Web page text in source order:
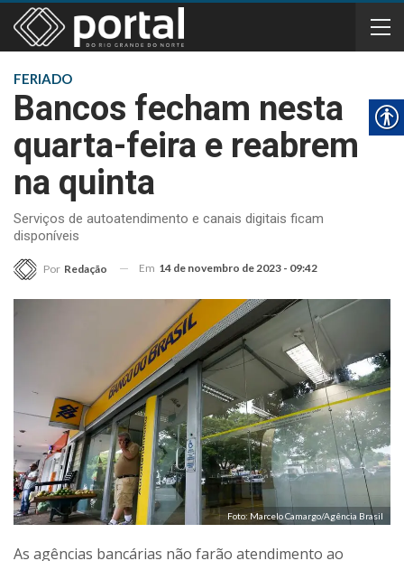
FERIADO
Bancos fecham nesta
quarta-feira e reabrem
na quinta
Serviços de autoatendimento e canais digitais ficam
disponíveis
Por Redação Em 14 de novembro de 2023 - 09:42
Foto: Marcelo Camargo/Agência Brasil
As agências bancárias não farão atendimento ao